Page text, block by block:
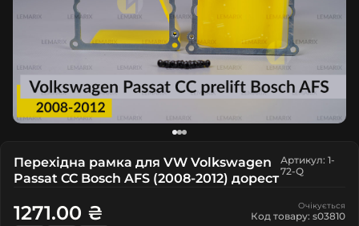
Перехідна рамка для VW Volkswagen
Passat CC Bosch AFS (2008-2012) дорест
Артикул: 1-
72-Q
Очікується
Код товару: s03810
1271.00 ₴